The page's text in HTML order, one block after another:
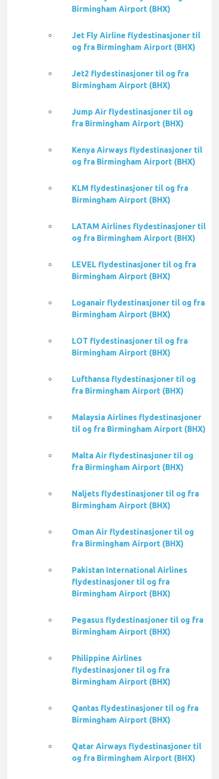
Birmingham Airport (BHX)
Jet Fly Airline flydestinasjoner til
og fra Birmingham Airport (BHX)
Jet2 flydestinasjoner til og fra
Birmingham Airport (BHX)
Jump Air flydestinasjoner til og
fra Birmingham Airport (BHX)
Kenya Airways flydestinasjoner til
og fra Birmingham Airport (BHX)
KLM flydestinasjoner til og fra
Birmingham Airport (BHX)
LATAM Airlines flydestinasjoner til
og fra Birmingham Airport (BHX)
LEVEL flydestinasjoner til og fra
Birmingham Airport (BHX)
Loganair flydestinasjoner til og fra
Birmingham Airport (BHX)
LOT flydestinasjoner til og fra
Birmingham Airport (BHX)
Lufthansa flydestinasjoner til og
fra Birmingham Airport (BHX)
Malaysia Airlines flydestinasjoner
til og fra Birmingham Airport (BHX)
Malta Air flydestinasjoner til og
fra Birmingham Airport (BHX)
Naljets flydestinasjoner til og fra
Birmingham Airport (BHX)
Oman Air flydestinasjoner til og
fra Birmingham Airport (BHX)
Pakistan International Airlines
flydestinasjoner til og fra
Birmingham Airport (BHX)
Pegasus flydestinasjoner til og fra
Birmingham Airport (BHX)
Philippine Airlines
flydestinasjoner til og fra
Birmingham Airport (BHX)
Qantas flydestinasjoner til og fra
Birmingham Airport (BHX)
Qatar Airways flydestinasjoner til
og fra Birmingham Airport (BHX)